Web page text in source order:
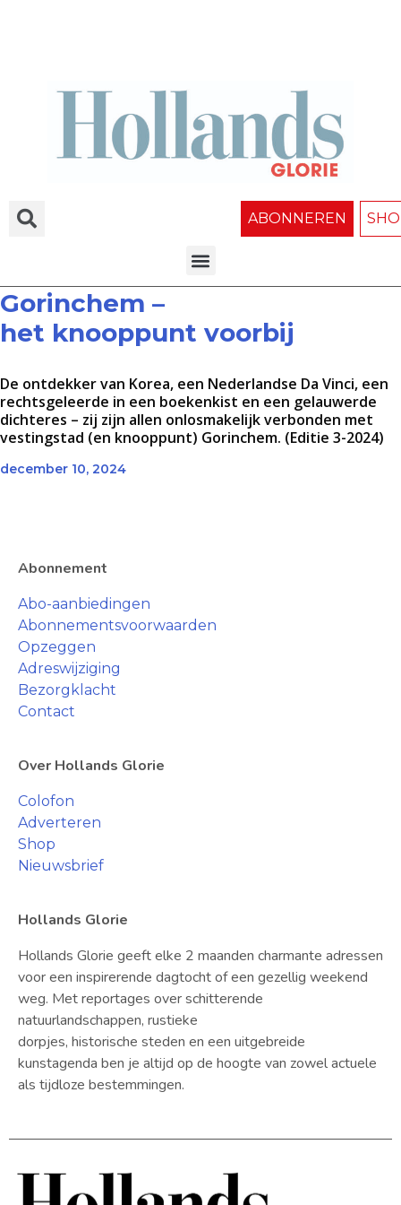
ABONNEREN
Gorinchem –
het knooppunt voorbij
De ontdekker van Korea, een Nederlandse Da Vinci, een
rechtsgeleerde in een boekenkist en een gelauwerde
dichteres – zij zijn allen onlosmakelijk verbonden met
vestingstad (en knooppunt) Gorinchem. (Editie 3-2024)
december 10, 2024
Abonnement
Abo-aanbiedingen
Abonnementsvoorwaarden
Opzeggen
Adreswijziging
Bezorgklacht
Contact
Over Hollands Glorie
Colofon
Adverteren
Shop
Nieuwsbrief
Hollands Glorie
Hollands Glorie geeft elke 2 maanden charmante adressen
voor een inspirerende dagtocht of een gezellig weekend
weg. Met reportages over schitterende
natuurlandschappen, rustieke
dorpjes, historische steden en een uitgebreide
kunstagenda ben je altijd op de hoogte van zowel actuele
als tijdloze bestemmingen.